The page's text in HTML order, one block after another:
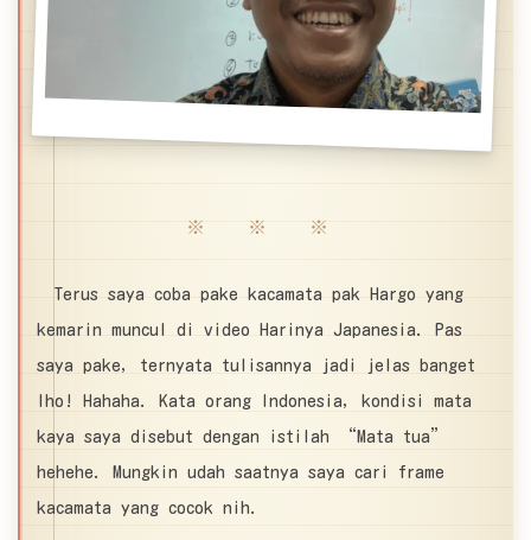
※ ※ ※
Terus saya coba pake kacamata pak Hargo yang
kemarin muncul di video Harinya Japanesia. Pas
saya pake, ternyata tulisannya jadi jelas banget
lho! Hahaha. Kata orang Indonesia, kondisi mata
kaya saya disebut dengan istilah “Mata tua”
hehehe. Mungkin udah saatnya saya cari frame
kacamata yang cocok nih.